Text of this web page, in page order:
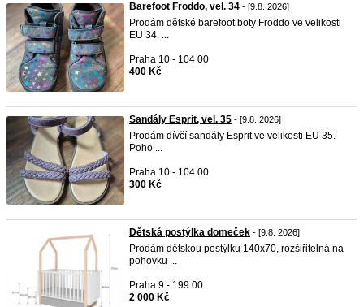
Barefoot Froddo, vel. 34 - [9.8. 2026]
Prodám dětské barefoot boty Froddo ve velikosti
EU 34. ...
Praha 10 - 104 00
400 Kč
Sandály Esprit, vel. 35 - [9.8. 2026]
Prodám dívčí sandály Esprit ve velikosti EU 35.
Poho ...
Praha 10 - 104 00
300 Kč
Dětská postýlka domeček - [9.8. 2026]
Prodám dětskou postýlku 140x70, rozšiřitelná na
pohovku ...
Praha 9 - 199 00
2 000 Kč